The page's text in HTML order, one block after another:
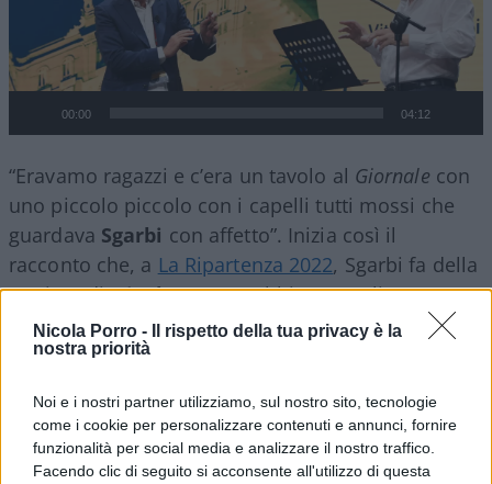
Nicola Porro -
Il rispetto della tua privacy è la
nostra priorità
Noi e i nostri partner utilizziamo, sul nostro sito, tecnologie
come i cookie per personalizzare contenuti e annunci, fornire
funzionalità per social media e analizzare il nostro traffico.
Facendo clic di seguito si acconsente all'utilizzo di questa
00:00 04:12
“Eravamo ragazzi e c’era un tavolo al Giornale con
uno piccolo piccolo con i capelli tutti mossi che
guardava Sgarbi con affetto”. Inizia così il
racconto che, a La Ripartenza 2022, Sgarbi fa della
carriera diNicola Porro. “Abbiamo realizzato
Virus”, racconta, “poi però ci hanno cacciato.
Allora io ho chiamato Berlusconi, gli ho detto che
Matrix”. E suQuarta Repubblica: “In questa
trasmissione di vampiri, io sembro quello buono”.